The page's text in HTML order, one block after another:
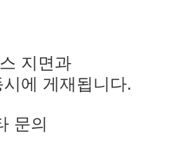
지면과
에 게재됩니다.
문의